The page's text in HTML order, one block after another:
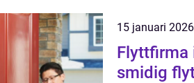
15 januari 2026
Flyttfirma i trollhättan
smidig